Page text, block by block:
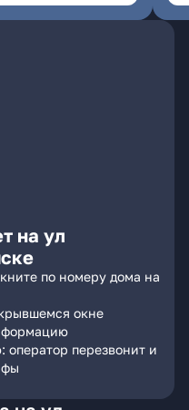
на ул
по номеру дома на
окне
оператор перезвонит и